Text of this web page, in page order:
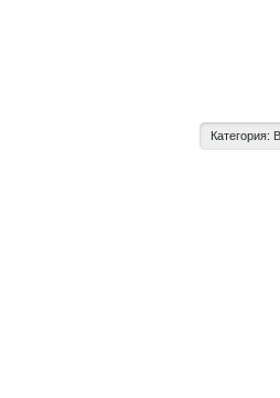
Категория: